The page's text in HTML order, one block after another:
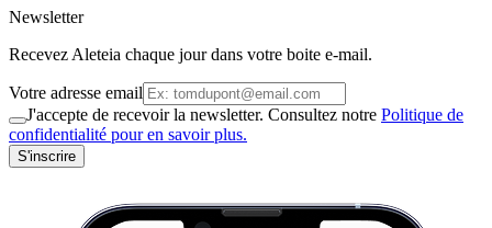
Newsletter
Recevez Aleteia chaque jour dans votre boite e-mail.
Votre adresse email
J'accepte de recevoir la newsletter. Consultez notre Politique de
confidentialité pour en savoir plus.
S'inscrire